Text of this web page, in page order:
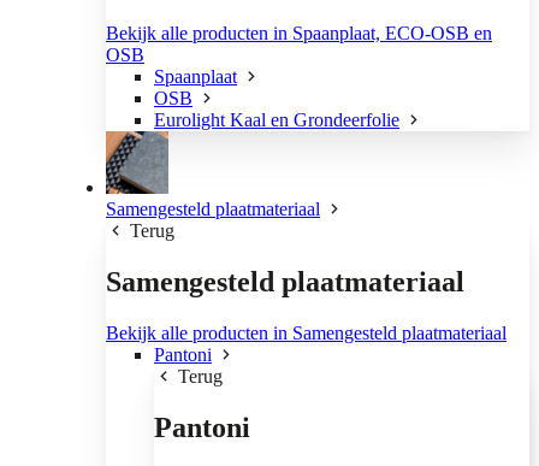
Bekijk alle producten in Spaanplaat, ECO-OSB en
OSB
Spaanplaat
OSB
Eurolight Kaal en Grondeerfolie
Samengesteld plaatmateriaal
Terug
Samengesteld plaatmateriaal
Bekijk alle producten in Samengesteld plaatmateriaal
Pantoni
Terug
Pantoni